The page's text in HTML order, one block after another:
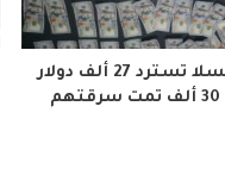
مباحث كسلا تسترد 27 ألف دولار